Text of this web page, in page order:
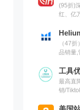
(95折)
红、亿
（47
品销量,
工具
最高直
销/